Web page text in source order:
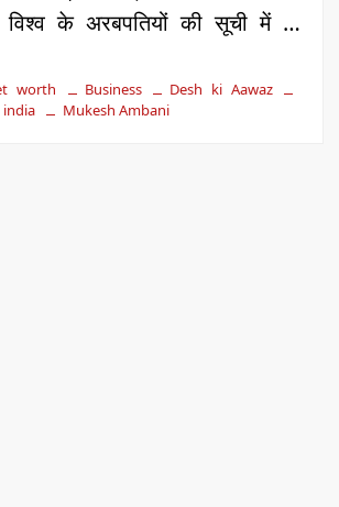
के अरबपतियों की सूची में …
worth Business
Desh ki Aawaz
india Mukesh Ambani